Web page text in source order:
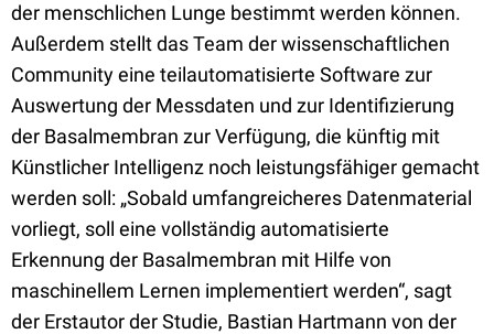
der menschlichen Lunge bestimmt werden können.
Außerdem stellt das Team der wissenschaftlichen
Community eine teilautomatisierte Software zur
Auswertung der Messdaten und zur Identifizierung
der Basalmembran zur Verfügung, die künftig mit
Künstlicher Intelligenz noch leistungsfähiger gemacht
werden soll: „Sobald umfangreicheres Datenmaterial
vorliegt, soll eine vollständig automatisierte
Erkennung der Basalmembran mit Hilfe von
maschinellem Lernen implementiert werden“, sagt
der Erstautor der Studie, Bastian Hartmann von der